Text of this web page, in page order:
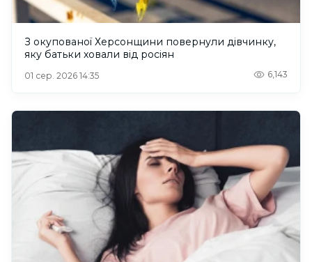
З окупованої Херсонщини повернули дівчинку,
яку батьки ховали від росіян
01 сер. 2026 14:35 6,143